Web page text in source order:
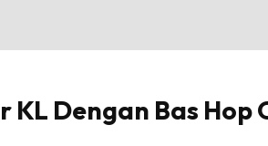
KL Dengan Bas Hop